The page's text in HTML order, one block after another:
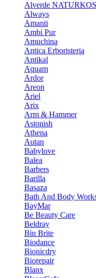
Alverde
Always
Amanti
Ambi Pur
Amuchina
Antica Erboristeria
Antikal
Aquam
Ardor
Areon
Ariel
Arix
Arm & Hammer
Astonish
Athena
Autan
Babylove
Balea
Barbers
Barilla
Basaza
Bath And Body
BayMar
Be Beauty Care
Beldray
Bin Brite
Biodance
Bionicdry
Biorepair
Blanx